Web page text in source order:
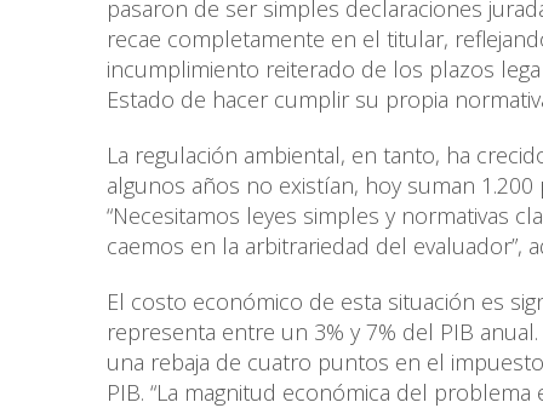
pasaron de ser simples declaraciones
recae completamente en el titular,
incumplimiento reiterado de los plazos
Estado de hacer cumplir su propia
La regulación ambiental, en tanto, ha
algunos años no existían, hoy suman
“Necesitamos leyes simples y normativas
caemos en la arbitrariedad del evaluador”,
El costo económico de esta situación es
representa entre un 3% y 7% del PIB
una rebaja de cuatro puntos en el
PIB. “La magnitud económica del